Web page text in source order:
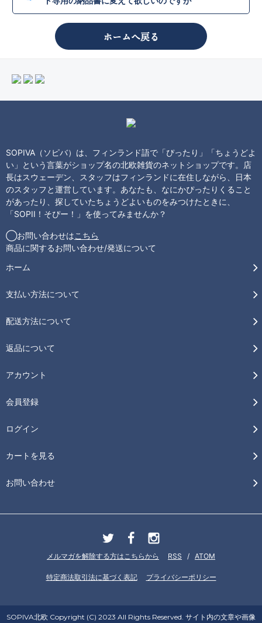
ホームへ戻る
SOPIVA（ソピバ）は、フィンランド語で「ぴったり」「ちょうどよ
い」という言葉がショップ名の北欧雑貨のネットショップです。店
長はスウェーデン、スタッフはフィンランドに在住しながら、日本
のスタッフと運営しています。あなたも、なにかぴったりくること
があったり、探していたちょうどよいものをみつけたときに、
「SOPII！そぴー！」を使ってみませんか？
◯お問い合わせはこちら
商品に関するお問い合わせ/発送について
ホーム
支払い方法について
配送方法について
返品について
アカウント
会員登録
ログイン
カートを見る
お問い合わせ
メルマガを解除する方はこちらから RSS / ATOM
特定商法取引法に基づく表記 プライバシーポリシー
SOPIVA北欧 Copyright (C) 2023 All Rights Reserved. サイト内の文章や画像